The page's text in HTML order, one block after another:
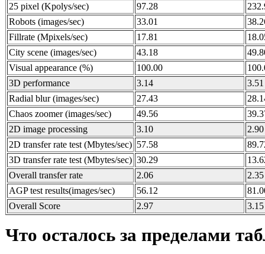
25 pixel (Kpolys/sec)
97.28
Robots (images/sec)
33.01
Fillrate (Mpixels/sec)
17.81
City scene (images/sec)
43.18
Visual appearance (%)
100.00
3D performance
3.14
3.51
Radial blur (images/sec)
27.43
Chaos zoomer (images/sec)
49.56
2D image processing
3.10
2.90
2D transfer rate test (Mbytes/sec) 57.58
3D transfer rate test (Mbytes/sec) 30.29
Overall transfer rate
2.06
2.35
AGP test results(images/sec)
56.12
Overall Score
2.97 3.15
Что осталось за пределами